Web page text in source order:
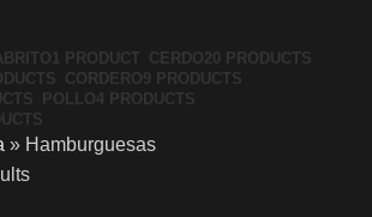
1 PRODUCT CERDO20 PRODUCTS
CORDERO9 PRODUCTS
POLLO4 PRODUCTS
» Hamburguesas